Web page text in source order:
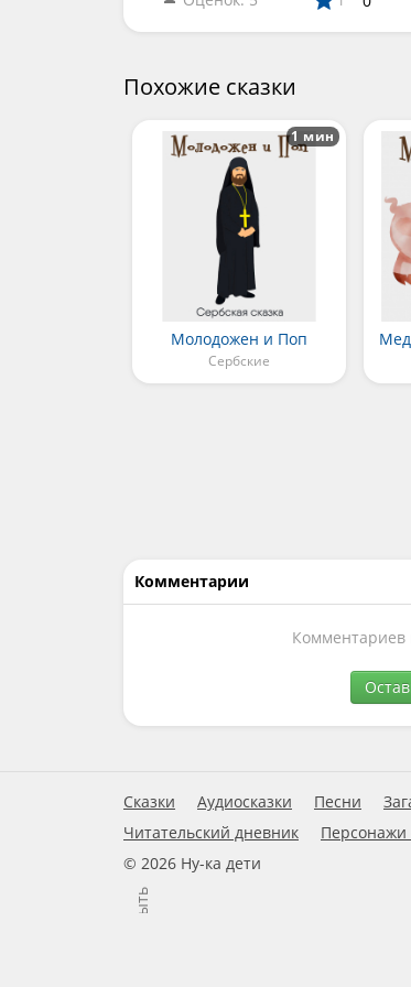
Похожие сказки
Молодожен и Поп
Сербские
1 мин
Комментарии
Комментариев
Сказки Аудиосказки Песни
Читательский дневник
Персонажи
© 2026 Ну-ка дети
Закрыть